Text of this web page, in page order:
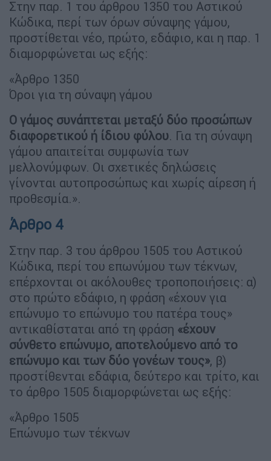
Στην παρ. 1 του άρθρου 1350 του Αστικού
Κώδικα, περί των όρων σύναψης γάμου,
προστίθεται νέο, πρώτο, εδάφιο, και η παρ. 1
διαμορφώνεται ως εξής:
«Άρθρο 1350
Όροι για τη σύναψη γάμου
Ο γάμος συνάπτεται μεταξύ δύο προσώπων
διαφορετικού ή ίδιου φύλου. Για τη σύναψη
γάμου απαιτείται συμφωνία των
μελλονύμφων. Οι σχετικές δηλώσεις
γίνονται αυτοπροσώπως και χωρίς αίρεση ή
προθεσμία.».
Άρθρο 4
Στην παρ. 3 του άρθρου 1505 του Αστικού
Κώδικα, περί του επωνύμου των τέκνων,
επέρχονται οι ακόλουθες τροποποιήσεις: α)
στο πρώτο εδάφιο, η φράση «έχουν για
επώνυμο το επώνυμο του πατέρα τους»
αντικαθίσταται από τη φράση «έχουν
σύνθετο επώνυμο, αποτελούμενο από το
επώνυμο και των δύο γονέων τους», β)
προστίθενται εδάφια, δεύτερο και τρίτο, και
το άρθρο 1505 διαμορφώνεται ως εξής:
«Άρθρο 1505
Επώνυμο των τέκνων